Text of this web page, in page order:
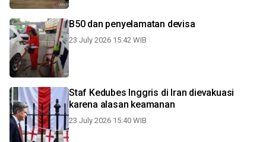
B50 dan penyelamatan devisa
23 July 2026 15:42 WIB
Staf Kedubes Inggris di Iran dievakuasi
karena alasan keamanan
23 July 2026 15:40 WIB